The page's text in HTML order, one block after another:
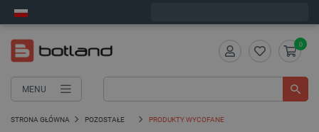
MENU
0
STRONA GŁÓWNA POZOSTAŁE PRODUKTY WYCOFANE